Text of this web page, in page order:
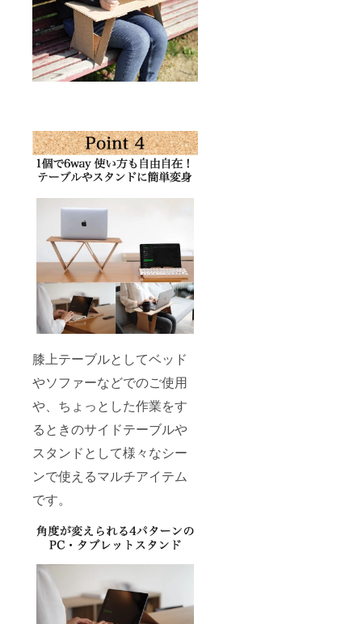
膝上テーブルとしてベッド
やソファーなどでのご使用
や、ちょっとした作業をす
るときのサイドテーブルや
スタンドとして様々なシー
ンで使えるマルチアイテム
です。